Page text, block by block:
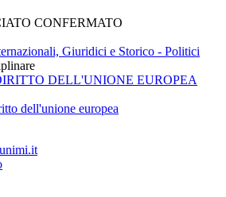
CONFERMATO
Giuridici e Storico - Politici
DELL'UNIONE EUROPEA
dell'unione europea